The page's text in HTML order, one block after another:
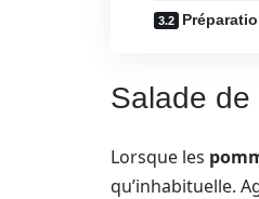
Salade de
Lorsque les
qu’inhabituelle.